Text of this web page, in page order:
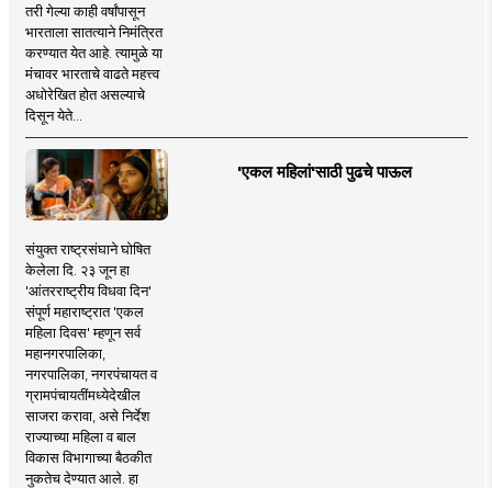
तरी गेल्या काही वर्षांपासून
भारताला सातत्याने निमंत्रित
करण्यात येत आहे. त्यामुळे या
मंचावर भारताचे वाढते महत्त्व
अधोरेखित होत असल्याचे
दिसून येते...
'एकल महिलां'साठी पुढचे पाऊल
संयुक्त राष्ट्रसंघाने घोषित
केलेला दि. २३ जून हा
'आंतरराष्ट्रीय विधवा दिन'
संपूर्ण महाराष्ट्रात 'एकल
महिला दिवस' म्हणून सर्व
महानगरपालिका,
नगरपालिका, नगरपंचायत व
ग्रामपंचायतींमध्येदेखील
साजरा करावा, असे निर्देश
राज्याच्या महिला व बाल
विकास विभागाच्या बैठकीत
नुकतेच देण्यात आले. हा